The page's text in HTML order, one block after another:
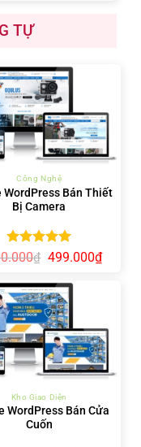
TỰ
Công Nghệ
WordPress Bán Thiết
Bị Camera
Được xếp
hạng5.00
5 sao
₫ Giá
là:
1.000.000₫.
499.000₫Giá
hiện
Kho Giao Diện
WordPress Bán Cửa
Cuốn